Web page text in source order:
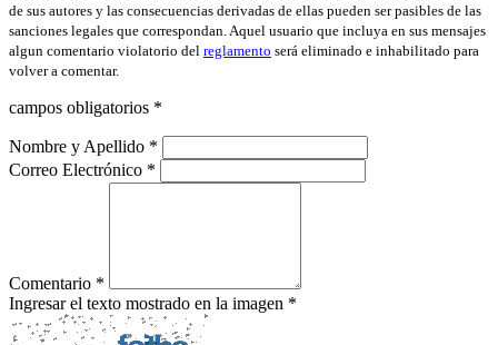
de sus autores y las consecuencias derivadas de ellas pueden ser pasibles de las
sanciones legales que correspondan. Aquel usuario que incluya en sus mensajes
algun comentario violatorio del reglamento será eliminado e inhabilitado para
volver a comentar.
campos obligatorios *
Nombre y Apellido *
Correo Electrónico *
Comentario *
Ingresar el texto mostrado en la imagen *